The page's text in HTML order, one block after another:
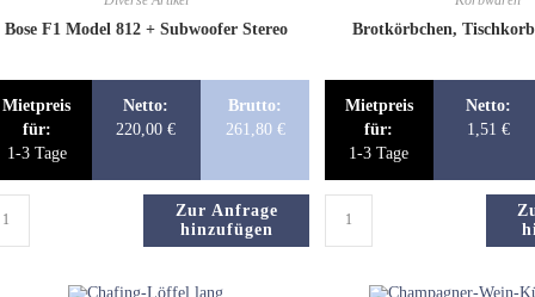
Bose F1 Model 812 + Subwoofer Stereo
Mietpreis
für:
1-3 Tage
Netto:
220,00€
Brutto:
261,80 €
Zur Anfrage
hinzufügen
Brotkörbchen,
Mietpreis
für:
1-3 Tage
Netto:
1,51 €